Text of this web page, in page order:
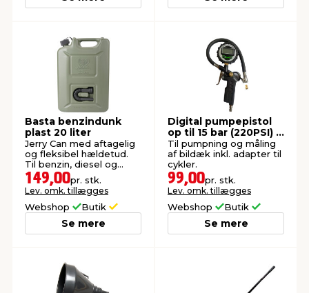
Basta benzindunk
plast 20 liter
Jerry Can med aftagelig
og fleksibel hældetud.
Til benzin, diesel og
lignende.
149,00pr. stk.
Lev. omk. tillægges
Webshop Butik
Se mere
Digital pumpepistol
op til 15 bar (220PSI) -
PRIZE®
Til pumpning og måling
af bildæk inkl. adapter til
cykler.
99,00pr. stk.
Lev. omk. tillægges
Webshop Butik
Se mere